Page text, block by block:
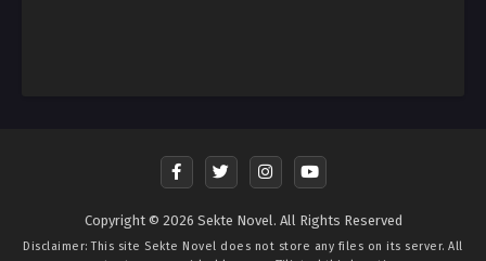
Copyright © 2026 Sekte Novel. All Rights Reserved
Disclaimer: This site Sekte Novel does not store any files on its server. All